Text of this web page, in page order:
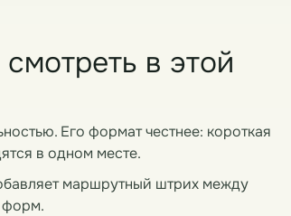
в этой
Его формат честнее: короткая
в одном месте.
маршрутный штрих между
форм.